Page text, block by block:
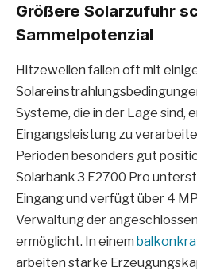
Größere Solarzufuhr
Sammelpotenzial
Hitzewellen fallen oft mit
Systeme, die in der Lage sind,
Eingangsleistung zu
Perioden besonders gut
Solarbank 3 E2700 Pro
Eingang und verfügt über 4
Verwaltung der
ermöglicht. In einem
arbeiten starke